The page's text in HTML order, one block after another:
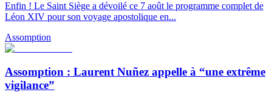
Enfin ! Le Saint Siège a dévoilé ce 7 août le programme complet de
Léon XIV pour son voyage apostolique en...
Assomption
Assomption : Laurent Nuñez appelle à “une extrême
vigilance”